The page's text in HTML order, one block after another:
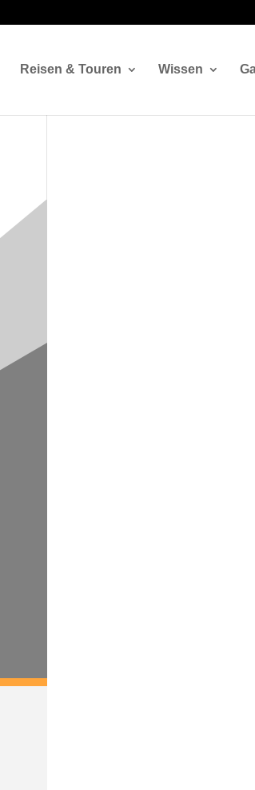
Reisen & Touren Wissen